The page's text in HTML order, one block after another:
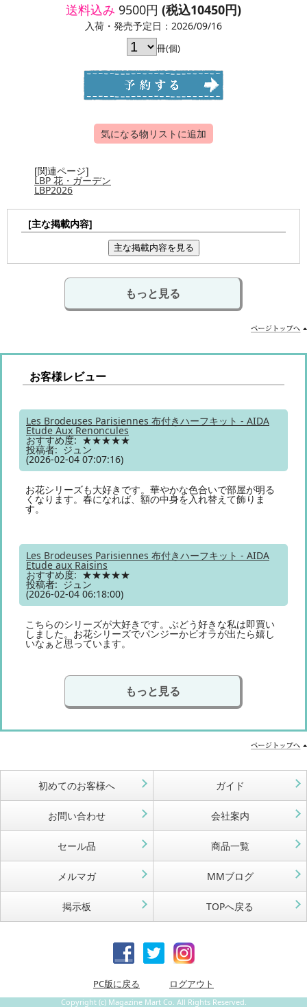
送料込み 9500円 (税込10450円)
入荷・発売予定日：2026/09/16
冊(個)
気になる物リストに追加
[関連ページ]
LBP 花・ガーデン
LBP2026
[主な掲載内容]
主な掲載内容を見る
もっと見る
お客様レビュー
Les Brodeuses Parisiennes 布付きハーフキット - AIDA
Etude Aux Renoncules
おすすめ度: ★★★★★
投稿者: ジュン
(2026-02-04 07:07:16)
お花シリーズも大好きです。華やかな色合いで部屋が明る
くなります。春になれば、額の中身を入れ替えて飾りま
す。
Les Brodeuses Parisiennes 布付きハーフキット - AIDA
Etude aux Raisins
おすすめ度: ★★★★★
投稿者: ジュン
(2026-02-04 06:18:00)
こちらのシリーズが大好きです。ぶどう好きな私は即買い
しました。お花シリーズでパンジーかビオラが出たら嬉し
いなぁと思っています。
もっと見る
初めてのお客様へ ガイド
お問い合わせ 会社案内
セール品 商品一覧
メルマガ MMブログ
掲示板 TOPへ戻る
PC版に戻る ログアウト
Copyright (c) Magazine Mart Co. All Rights Reserved.